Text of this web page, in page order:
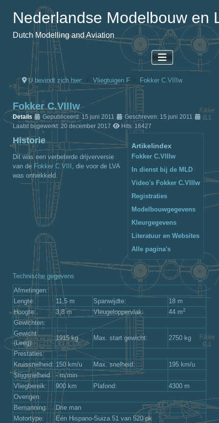
Nederlandse Modelbouw en
Dutch Modelling and Aviation
U bevindt zich hier: Vliegtuigen F Fokker C.VIIIw
Fokker C.VIIIw
Details Gepubliceerd: 15 juni 2011
Geschreven: 15 juni 2011
Laatst bijgewerkt: 20 december 2017
Hits: 16427
Artikelindex
Fokker C.VIIIw
In dienst bij de MLD
Video's Fokker C.VIIIw
Registraties
Modelbouwgegevens
Kleurgegevens
Literatuur en Websites
Alle pagina's
Historie
Dit was een verbeterde drijverversie
van de Fokker C.VIII , die voor de LVA
was ontwikkeld.
Technische gegevens
Afmetingen:
Lengte:
11,5 m Spanwijdte:
18 m
Hoogte:
3,8 m Vleugeloppervlak: 44 m2
Gewichten:
Gewicht
(Leeg):
1915 kg Max. start gewicht: 2750 kg
Prestaties:
Kruissnelheid: 150 km/u Max. snelheid:
195 km/u
Stijgsnelheid
- m/min
Vliegbereik:
900 km Plafond:
4300 m
Overigen:
Bemanning:
Drie man
Motortype:
Eén Hispano-Suiza 51 van 520 pk